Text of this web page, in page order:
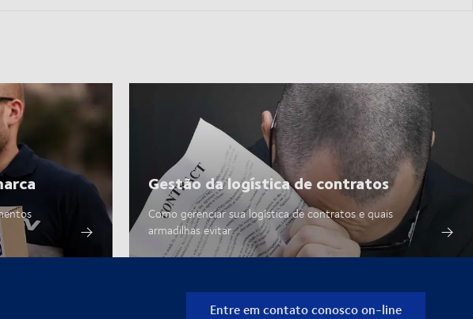
Gestão da logística de contratos
Como gerenciar sua logística de contratos e quais
armadilhas evitar
Entre em contato conosco on-line